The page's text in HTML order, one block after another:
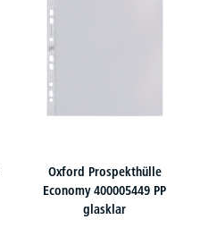
Oxford Prospekthülle
Economy 400005449 PP
glasklar